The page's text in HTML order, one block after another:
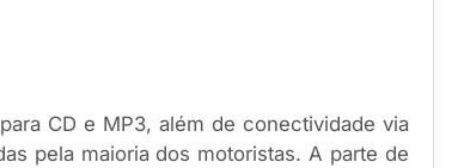
CD e MP3, além de conectividade via
pela maioria dos motoristas. A parte de